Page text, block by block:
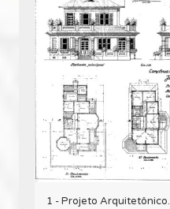
1 - Projeto Arquitetônico.